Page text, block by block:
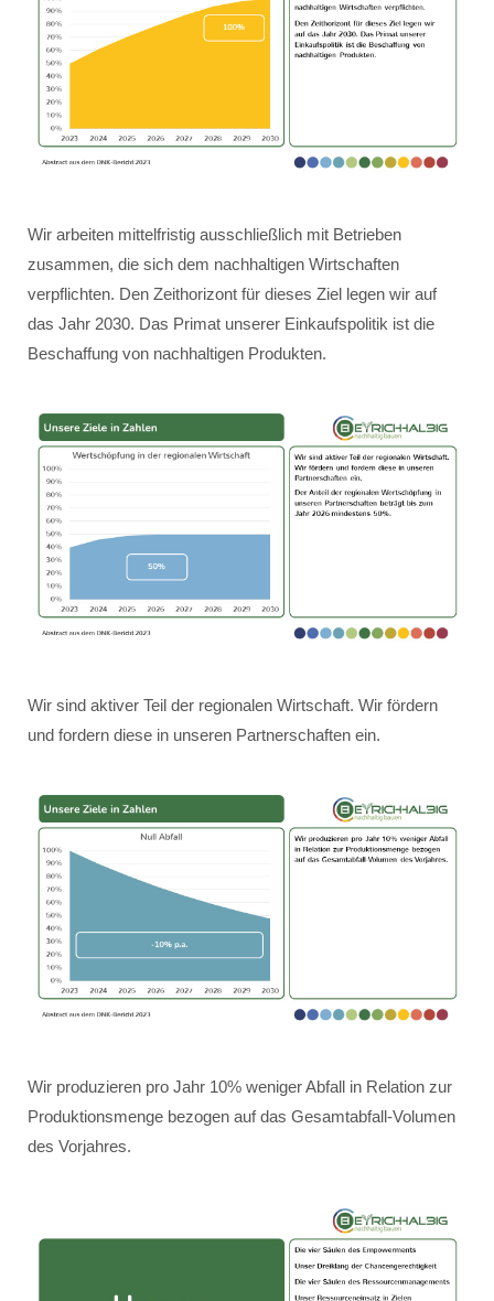
Wir arbeiten mittelfristig ausschließlich mit Betrieben
zusammen, die sich dem nachhaltigen Wirtschaften
verpflichten. Den Zeithorizont für dieses Ziel legen wir auf
das Jahr 2030. Das Primat unserer Einkaufspolitik ist die
Beschaffung von nachhaltigen Produkten.
Wir sind aktiver Teil der regionalen Wirtschaft. Wir fördern
und fordern diese in unseren Partnerschaften ein.
Wir produzieren pro Jahr 10% weniger Abfall in Relation zur
Produktionsmenge bezogen auf das Gesamtabfall-Volumen
des Vorjahres.